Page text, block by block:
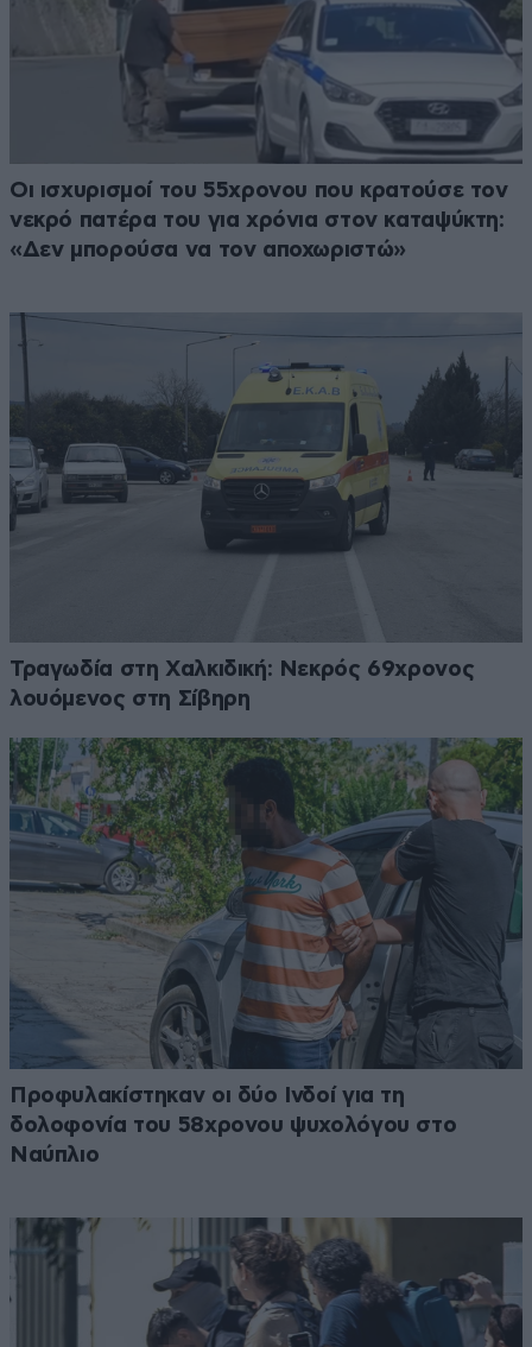
Οι ισχυρισμοί του 55χρονου που κρατούσε τον
νεκρό πατέρα του για χρόνια στον καταψύκτη:
«Δεν μπορούσα να τον αποχωριστώ»
Τραγωδία στη Χαλκιδική: Νεκρός 69χρονος
λουόμενος στη Σίβηρη
Προφυλακίστηκαν οι δύο Ινδοί για τη
δολοφονία του 58χρονου ψυχολόγου στο
Ναύπλιο